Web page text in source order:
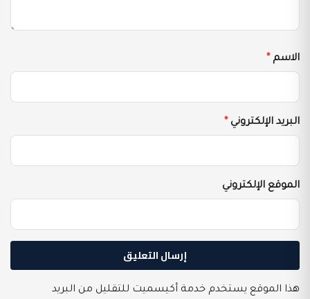
الاسم*
البريد الإلكتروني*
الموقع الإلكتروني
هذا الموقع يستخدم خدمة أكيسميت للتقليل من البريد